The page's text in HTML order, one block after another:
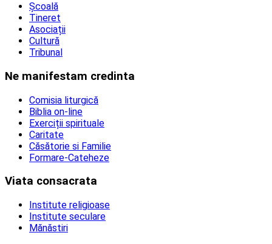
Școală
Tineret
Asociații
Cultură
Tribunal
Ne manifestam credinta
Comisia liturgică
Biblia on-line
Exerciții spirituale
Caritate
Căsătorie si Familie
Formare-Cateheze
Viata consacrata
Institute religioase
Institute seculare
Mănăstiri